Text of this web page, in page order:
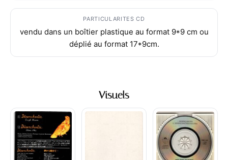
PARTICULARITES CD
vendu dans un boîtier plastique au format 9*9 cm ou
déplié au format 17*9cm.
Visuels